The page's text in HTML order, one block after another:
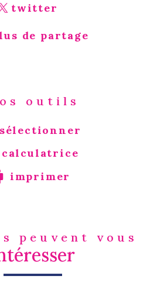
twitter
de partage
outils
sélectionner
calculatrice
imprimer
peuvent vous